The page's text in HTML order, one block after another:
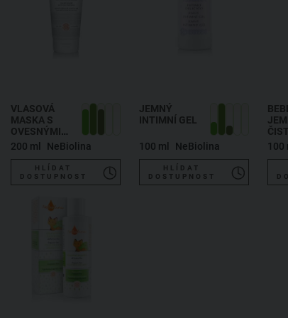
VLASOVÁ
MASKA S
OVESNÝMI
PEPTIDY
200 ml NeBiolina
HLÍDAT
DOSTUPNOST
JEMNÝ
INTIMNÍ GEL
100 ml NeBiolina
HLÍDAT
DOSTUPNOST
100